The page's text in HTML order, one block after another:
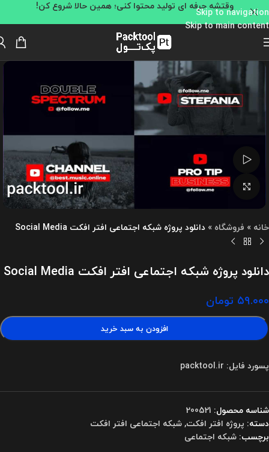
Skip to navigation
Skip to main content
وقتشه حرفه ای تولید محتوا کنی؛ همین حالا شروع کن!
تماشای ویدئو
بزرگنمایی تصویر
خانه » فروشگاه » دانلود پروژه شبکه اجتماعی افتر افکت Social Media
دانلود پروژه شبکه اجتماعی افتر افکت Social Media
۵۹.۰۰۰ تومان
افزودن به سبد خرید
پسورد فایل: packtool.ir
شناسه محصول: 200521
دسته: پروژه افتر افکت,شبکه اجتماعی افتر افکت
برچسب: شبکه اجتماعی